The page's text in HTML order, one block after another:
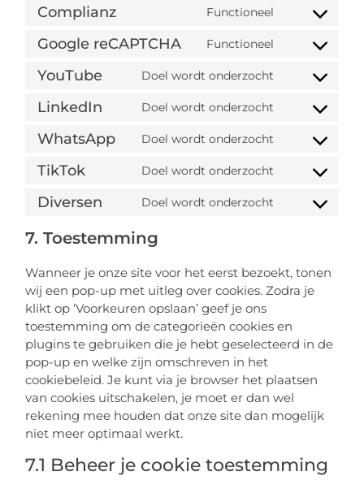
Complianz Functioneel
Google reCAPTCHA Functioneel
YouTube Doel wordt onderzocht
LinkedIn Doel wordt onderzocht
WhatsApp Doel wordt onderzocht
TikTok Doel wordt onderzocht
Diversen Doel wordt onderzocht
7. Toestemming
Wanneer je onze site voor het eerst bezoekt, tonen
wij een pop-up met uitleg over cookies. Zodra je
klikt op ‘Voorkeuren opslaan’ geef je ons
toestemming om de categorieën cookies en
plugins te gebruiken die je hebt geselecteerd in de
pop-up en welke zijn omschreven in het
cookiebeleid. Je kunt via je browser het plaatsen
van cookies uitschakelen, je moet er dan wel
rekening mee houden dat onze site dan mogelijk
niet meer optimaal werkt.
7.1 Beheer je cookie toestemming